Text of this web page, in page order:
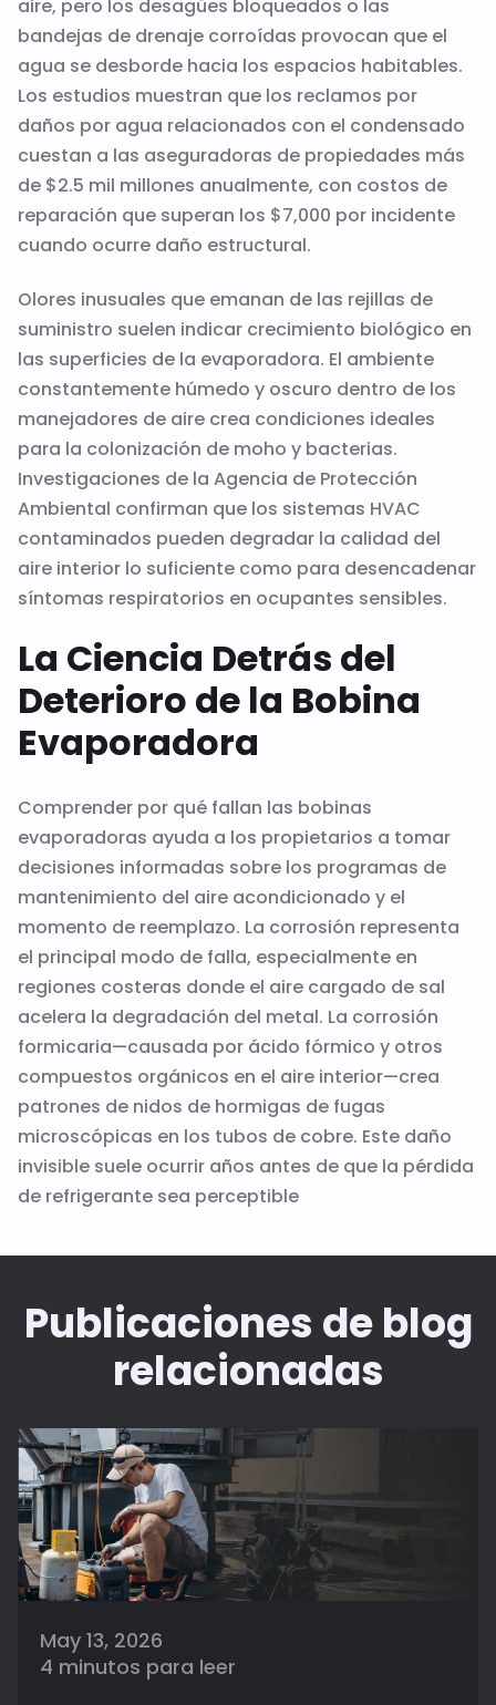
aire, pero los desagües bloqueados o las
bandejas de drenaje corroídas provocan que el
agua se desborde hacia los espacios habitables.
Los estudios muestran que los reclamos por
daños por agua relacionados con el condensado
cuestan a las aseguradoras de propiedades más
de $2.5 mil millones anualmente, con costos de
reparación que superan los $7,000 por incidente
cuando ocurre daño estructural.
Olores inusuales que emanan de las rejillas de
suministro suelen indicar crecimiento biológico en
las superficies de la evaporadora. El ambiente
constantemente húmedo y oscuro dentro de los
manejadores de aire crea condiciones ideales
para la colonización de moho y bacterias.
Investigaciones de la Agencia de Protección
Ambiental confirman que los sistemas HVAC
contaminados pueden degradar la calidad del
aire interior lo suficiente como para desencadenar
síntomas respiratorios en ocupantes sensibles.
La Ciencia Detrás del
Deterioro de la Bobina
Evaporadora
Comprender por qué fallan las bobinas
evaporadoras ayuda a los propietarios a tomar
decisiones informadas sobre los programas de
mantenimiento del aire acondicionado y el
momento de reemplazo. La corrosión representa
el principal modo de falla, especialmente en
regiones costeras donde el aire cargado de sal
acelera la degradación del metal. La corrosión
formicaria—causada por ácido fórmico y otros
compuestos orgánicos en el aire interior—crea
patrones de nidos de hormigas de fugas
microscópicas en los tubos de cobre. Este daño
invisible suele ocurrir años antes de que la pérdida
de refrigerante sea perceptible
Publicaciones de blog
relacionadas
May 13, 2026
4 minutos para leer